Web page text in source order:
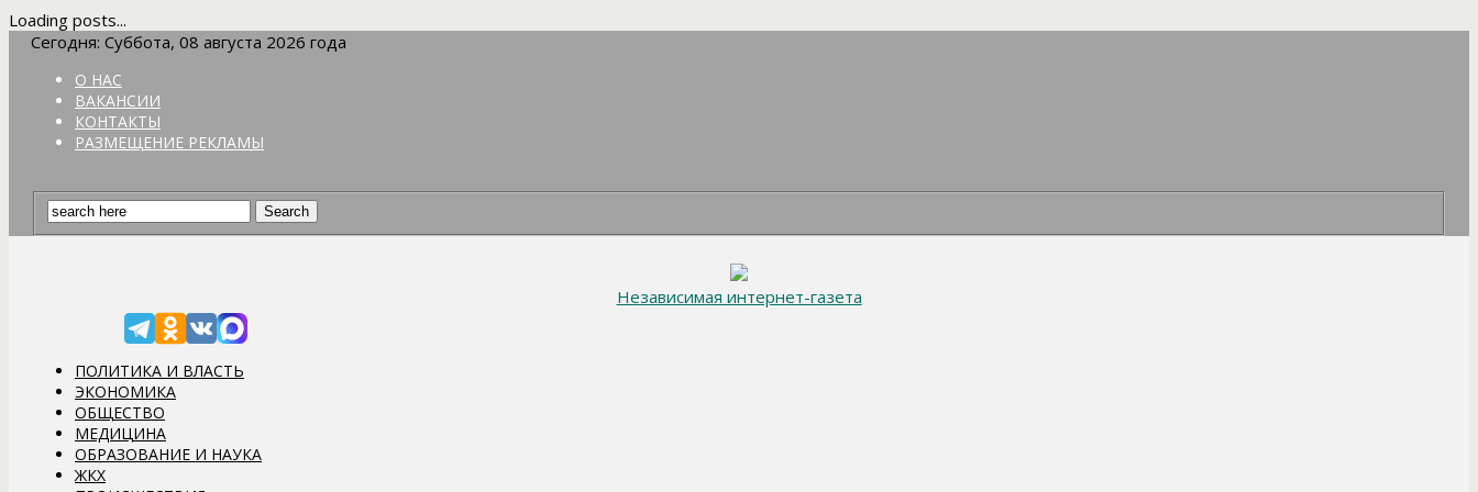
Loading posts...
Сегодня: Суббота, 08 августа 2026 года
О НАС
ВАКАНСИИ
КОНТАКТЫ
РАЗМЕЩЕНИЕ РЕКЛАМЫ
Независимая интернет-газета
ПОЛИТИКА И ВЛАСТЬ
ЭКОНОМИКА
ОБЩЕСТВО
МЕДИЦИНА
ОБРАЗОВАНИЕ И НАУКА
ЖКХ